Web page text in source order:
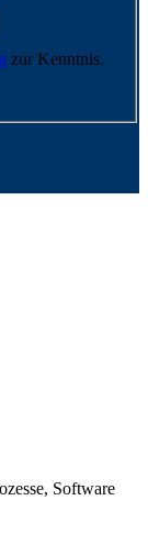
zur Kenntnis.
Software